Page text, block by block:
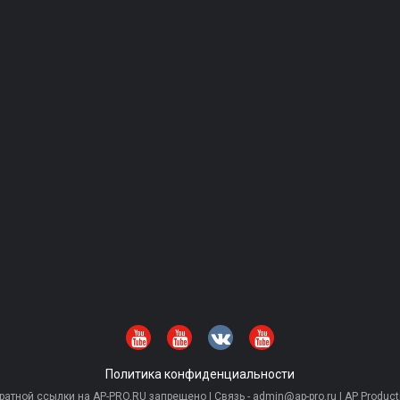
Политика конфиденциальности
ссылки на AP-PRO.RU запрещено | Связь - admin@ap-pro.ru | AP